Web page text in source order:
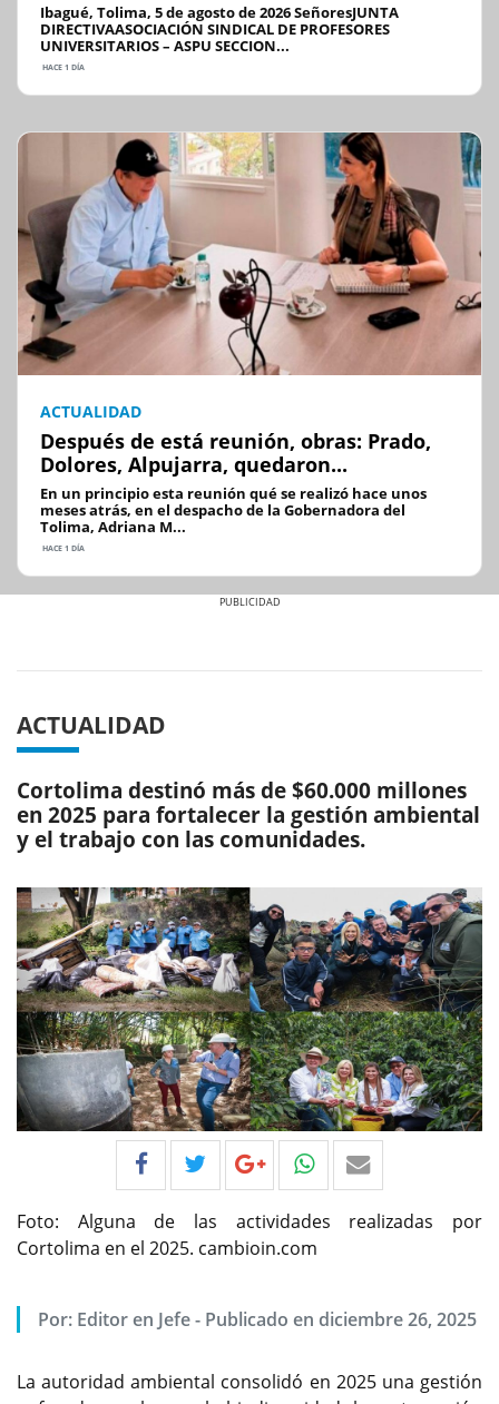
Ibagué, Tolima, 5 de agosto de 2026 SeñoresJUNTA
DIRECTIVAASOCIACIÓN SINDICAL DE PROFESORES
UNIVERSITARIOS – ASPU SECCION...
HACE 1 DÍA
ACTUALIDAD
Después de está reunión, obras: Prado,
Dolores, Alpujarra, quedaron...
En un principio esta reunión qué se realizó hace unos
meses atrás, en el despacho de la Gobernadora del
Tolima, Adriana M...
HACE 1 DÍA
ACTUALIDAD
Cortolima destinó más de $60.000 millones
en 2025 para fortalecer la gestión ambiental
y el trabajo con las comunidades.
Foto: Alguna de las actividades realizadas por
Cortolima en el 2025. cambioin.com
Por: Editor en Jefe- Publicado en diciembre 26, 2025
La autoridad ambiental consolidó en 2025 una gestión